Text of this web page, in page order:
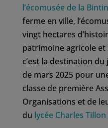
l’écomusée de la
ferme en ville,
vingt hectares
patrimoine agricole et
c’est la destination
de mars 2025 pour
classe de première
Organisations et de
du lycée Charles